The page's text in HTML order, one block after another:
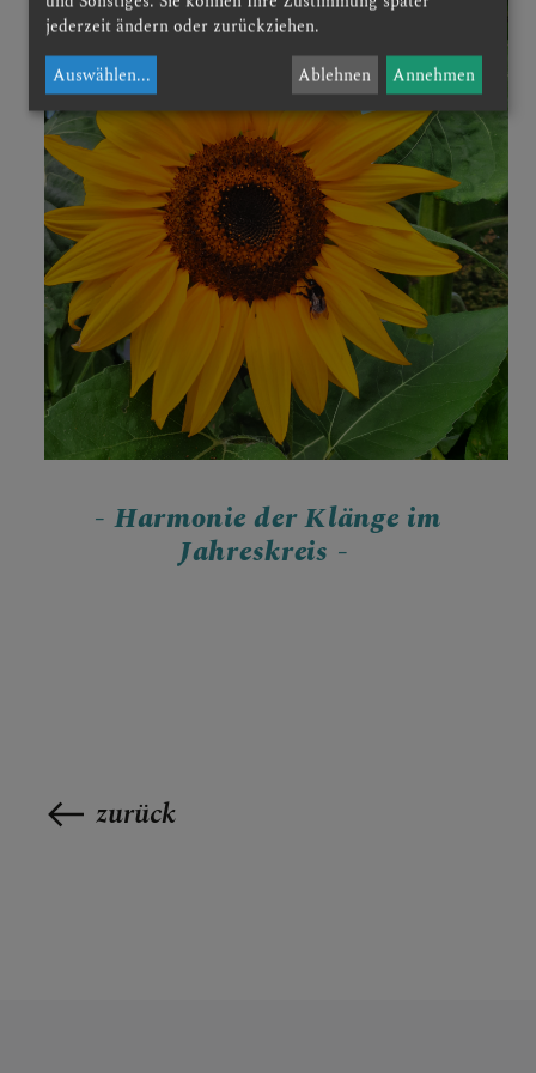
- Harmonie der Klänge im
Jahreskreis -
zurück
jederzeit ändern oder zurückziehen.
Auswählen... Ablehnen Annehmen